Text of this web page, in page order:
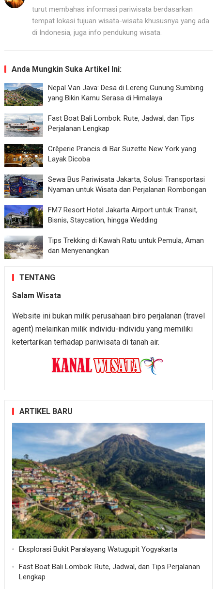
turut membahas informasi pariwisata berdasarkan
tempat lokasi tujuan wisata-wisata khususnya yang ada
di Indonesia, juga info pendukung wisata.
Anda Mungkin Suka Artikel Ini:
Nepal Van Java: Desa di Lereng Gunung Sumbing
yang Bikin Kamu Serasa di Himalaya
Fast Boat Bali Lombok: Rute, Jadwal, dan Tips
Perjalanan Lengkap
Crêperie Prancis di Bar Suzette New York yang
Layak Dicoba
Sewa Bus Pariwisata Jakarta, Solusi Transportasi
Nyaman untuk Wisata dan Perjalanan Rombongan
FM7 Resort Hotel Jakarta Airport untuk Transit,
Bisnis, Staycation, hingga Wedding
Tips Trekking di Kawah Ratu untuk Pemula, Aman
dan Menyenangkan
TENTANG
Salam Wisata
Website ini bukan milik perusahaan biro perjalanan (travel
agent) melainkan milik individu-individu yang memiliki
ketertarikan terhadap pariwisata di tanah air.
ARTIKEL BARU
Eksplorasi Bukit Paralayang Watugupit Yogyakarta
Fast Boat Bali Lombok: Rute, Jadwal, dan Tips Perjalanan
Lengkap